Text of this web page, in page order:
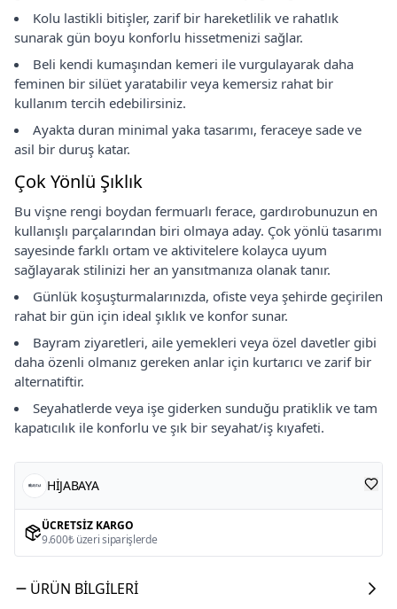
Kolu lastikli bitişler, zarif bir hareketlilik ve rahatlık
sunarak gün boyu konforlu hissetmenizi sağlar.
Beli kendi kumaşından kemeri ile vurgulayarak daha
feminen bir silüet yaratabilir veya kemersiz rahat bir
kullanım tercih edebilirsiniz.
Ayakta duran minimal yaka tasarımı, feraceye sade ve
asil bir duruş katar.
Çok Yönlü Şıklık
Bu vişne rengi boydan fermuarlı ferace, gardırobunuzun en
kullanışlı parçalarından biri olmaya aday. Çok yönlü tasarımı
sayesinde farklı ortam ve aktivitelere kolayca uyum
sağlayarak stilinizi her an yansıtmanıza olanak tanır.
Günlük koşuşturmalarınızda, ofiste veya şehirde geçirilen
rahat bir gün için ideal şıklık ve konfor sunar.
Bayram ziyaretleri, aile yemekleri veya özel davetler gibi
daha özenli olmanız gereken anlar için kurtarıcı ve zarif bir
alternatiftir.
Seyahatlerde veya işe giderken sunduğu pratiklik ve tam
kapatıcılık ile konforlu ve şık bir seyahat/iş kıyafeti.
HİJABAYA
ÜCRETSIZ KARGO
9.600₺ üzeri siparişlerde
ÜRÜN BILGILERI